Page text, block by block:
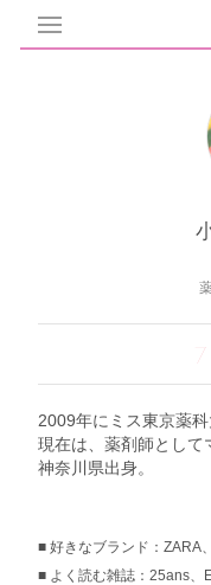
2009年にミス東京薬科
現在は、薬剤師として
神奈川県出身。
好きなブランド：ZARA
よく読む雑誌：25ans、